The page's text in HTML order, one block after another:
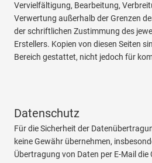
Vervielfältigung, Bearbeitung,
Verwertung außerhalb der Grenzen
der schriftlichen Zustimmung des
Erstellers. Kopien von diesen Seiten
Bereich gestattet, nicht jedoch für
Datenschutz
Für die Sicherheit der
keine Gewähr übernehmen,
Übertragung von Daten per E-Mail